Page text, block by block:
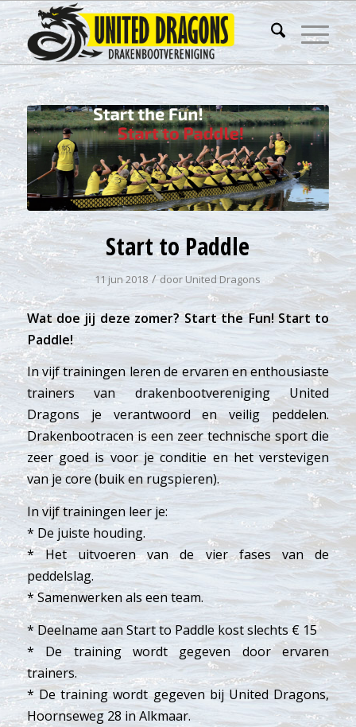
Start to Paddle
11 jun 2018 / door United Dragons
Wat doe jij deze zomer? Start the Fun! Start to
Paddle!
In vijf trainingen leren de ervaren en enthousiaste
trainers van drakenbootvereniging United
Dragons je verantwoord en veilig peddelen.
Drakenbootracen is een zeer technische sport die
zeer goed is voor je conditie en het verstevigen
van je core (buik en rugspieren).
In vijf trainingen leer je:
* De juiste houding.
* Het uitvoeren van de vier fases van de
peddelslag.
* Samenwerken als een team.
* Deelname aan Start to Paddle kost slechts € 15
* De training wordt gegeven door ervaren
trainers.
* De training wordt gegeven bij United Dragons,
Hoornseweg 28 in Alkmaar.